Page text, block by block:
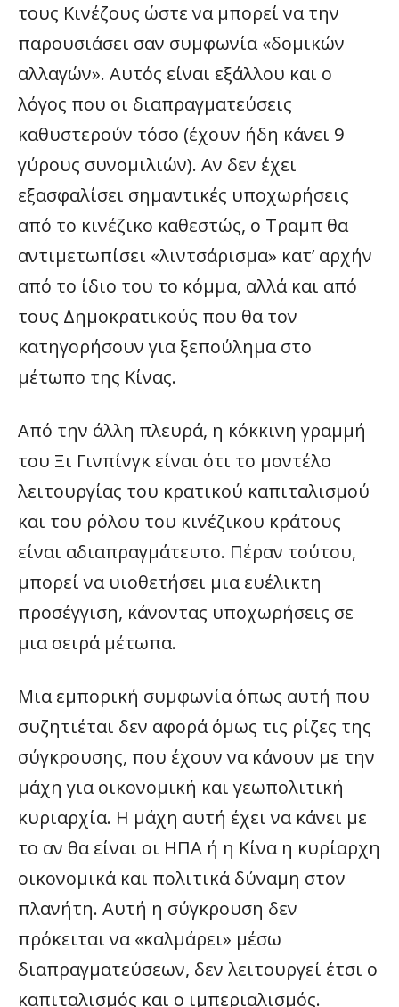
τους Κινέζους ώστε να μπορεί να την
παρουσιάσει σαν συμφωνία «δομικών
αλλαγών». Αυτός είναι εξάλλου και ο
λόγος που οι διαπραγματεύσεις
καθυστερούν τόσο (έχουν ήδη κάνει 9
γύρους συνομιλιών). Αν δεν έχει
εξασφαλίσει σημαντικές υποχωρήσεις
από το κινέζικο καθεστώς, ο Τραμπ θα
αντιμετωπίσει «λιντσάρισμα» κατ’ αρχήν
από το ίδιο του το κόμμα, αλλά και από
τους Δημοκρατικούς που θα τον
κατηγορήσουν για ξεπούλημα στο
μέτωπο της Κίνας.
Από την άλλη πλευρά, η κόκκινη γραμμή
του Ξι Γινπίνγκ είναι ότι το μοντέλο
λειτουργίας του κρατικού καπιταλισμού
και του ρόλου του κινέζικου κράτους
είναι αδιαπραγμάτευτο. Πέραν τούτου,
μπορεί να υιοθετήσει μια ευέλικτη
προσέγγιση, κάνοντας υποχωρήσεις σε
μια σειρά μέτωπα.
Μια εμπορική συμφωνία όπως αυτή που
συζητιέται δεν αφορά όμως τις ρίζες της
σύγκρουσης, που έχουν να κάνουν με την
μάχη για οικονομική και γεωπολιτική
κυριαρχία. Η μάχη αυτή έχει να κάνει με
το αν θα είναι οι ΗΠΑ ή η Κίνα η κυρίαρχη
οικονομικά και πολιτικά δύναμη στον
πλανήτη. Αυτή η σύγκρουση δεν
πρόκειται να «καλμάρει» μέσω
διαπραγματεύσεων, δεν λειτουργεί έτσι ο
καπιταλισμός και ο ιμπεριαλισμός.